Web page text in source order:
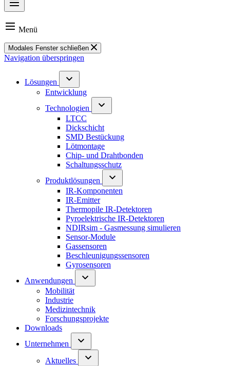
Menü
Modales Fenster schließen
Navigation überspringen
Lösungen
Entwicklung
Technologien
LTCC
Dickschicht
SMD Bestückung
Lötmontage
Chip- und Drahtbonden
Schaltungsschutz
Produktlösungen
IR-Komponenten
IR-Emitter
Thermopile IR-Detektoren
Pyroelektrische IR-Detektoren
NDIRsim - Gasmessung simulieren
Sensor-Module
Gassensoren
Beschleunigungssensoren
Gyrosensoren
Anwendungen
Mobilität
Industrie
Medizintechnik
Forschungsprojekte
Downloads
Unternehmen
Aktuelles